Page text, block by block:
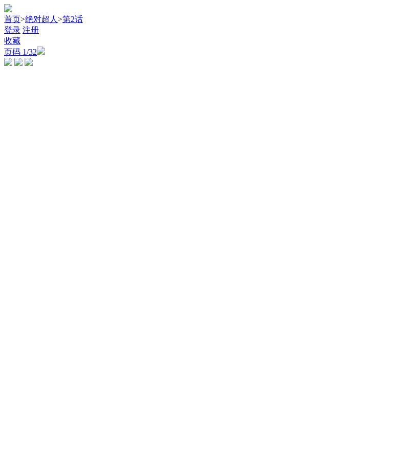
首页>绝对超人 >第2话
登录 注册
收藏
页码 1/32